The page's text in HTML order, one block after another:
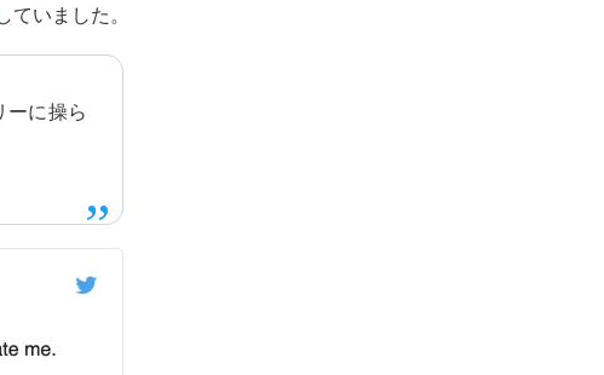
ていました。
ーに操ら